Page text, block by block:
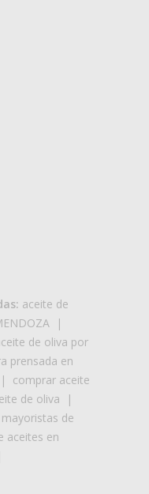
aceite de
|
de oliva por
prensada en
| comprar aceite
de oliva |
mayoristas de
aceites en